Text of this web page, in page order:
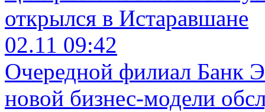
открылся в Истаравшане
02.11 09:42
Очередной филиал Банк
новой бизнес-модели